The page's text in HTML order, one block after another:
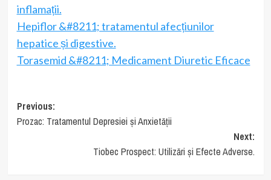
inflamații.
Hepiflor &#8211; tratamentul afecțiunilor
hepatice și digestive.
Torasemid &#8211; Medicament Diuretic Eficace
Post
navigation
Previous:
Prozac: Tratamentul Depresiei și Anxietății
Next:
Tiobec Prospect: Utilizări și Efecte Adverse.